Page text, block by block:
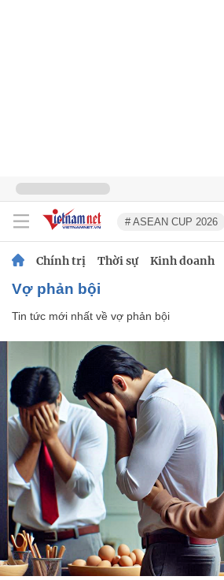
# ASEAN CUP 2026
Chính trị Thời sự Kinh doanh
vợ phản bội
Tin tức mới nhất về vợ phản bội